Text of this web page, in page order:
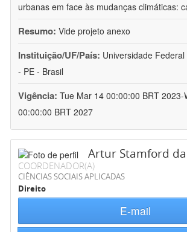
urbanas em face às mudanças climáticas:
Resumo: Vide projeto anexo
Instituição/UF/País: Universidade
- PE - Brasil
Vigência: Tue Mar 14 00:00:00 BRT 2023-
00:00:00 BRT 2027
Artur Stamford da
COORDENADOR(A)
CIÊNCIAS SOCIAIS APLICADAS
Direito
E-mail